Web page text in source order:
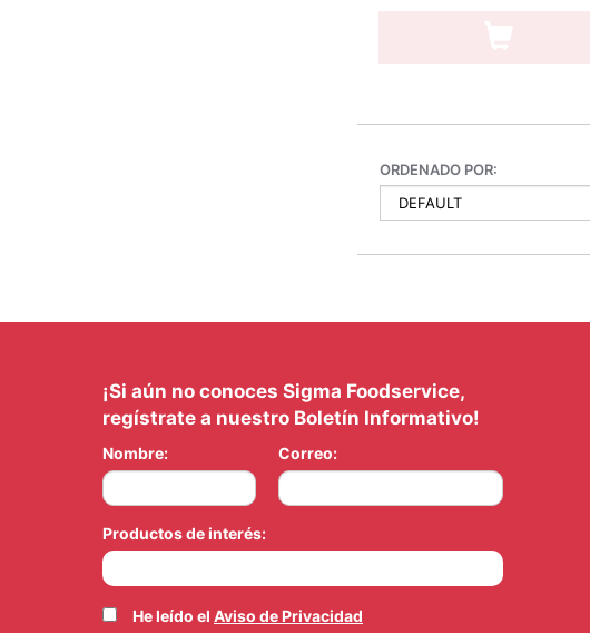
ORDENADO POR:
¡Si aún no conoces Sigma Foodservice,
regístrate a nuestro Boletín Informativo!
Nombre: Correo:
Productos de interés:
He leído el Aviso de Privacidad